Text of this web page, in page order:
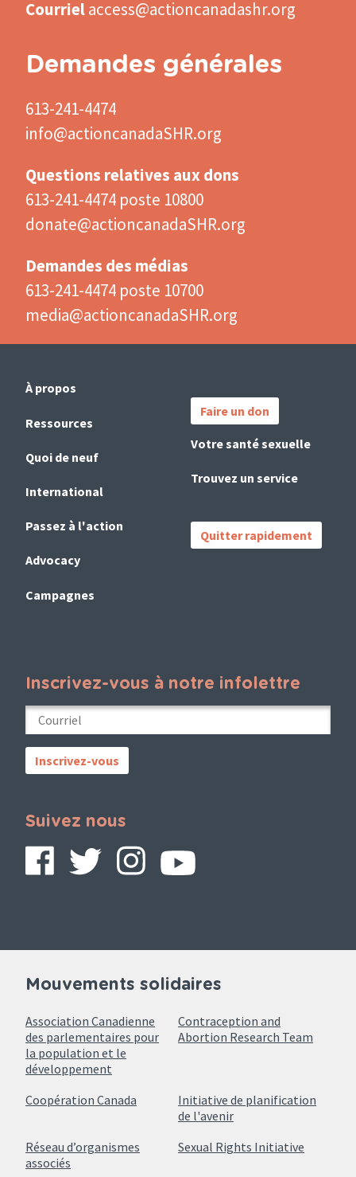
Courrielaccess@actioncanadashr.org
Demandes générales
613-241-4474
info@actioncanadaSHR.org
Questions relatives aux dons
613-241-4474 poste 10800
donate@actioncanadaSHR.org
Demandes des médias
613-241-4474 poste 10700
media@actioncanadaSHR.org
Main
navigation
À propos
Ressources
Quoi de neuf
International
Passez à l'action
Advocacy
Campagnes
Links
Faire un don
Votre santé sexuelle
Trouvez un service
Quitter rapidement
Inscrivez-vous à notre infolettre
Suivez nous
Mouvements solidaires
Association Canadienne
des parlementaires pour
la population et le
développement
Contraception and
Abortion Research Team
Coopération Canada
Initiative de planification
de l'avenir
Réseau d’organismes
associés
Sexual Rights Initiative